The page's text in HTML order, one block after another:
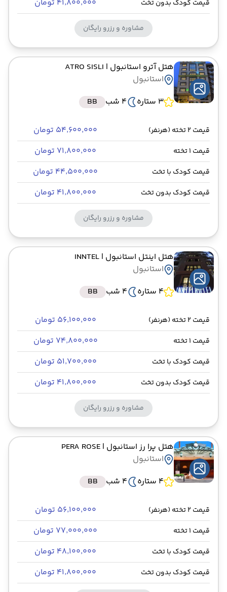
قیمت کودک بدون تخت ۴۱٬۸۰۰٬۰۰۰ تومان
مشاوره و رزرو رایگان
هتل آترو استانبول | ATRO SISLI
استانبول
3 ستاره
4 شب BB
قیمت 2 تخته (هرنفر) ۵۴٬۶۰۰٬۰۰۰ تومان
قیمت 1 تخته ۷۱٬۸۰۰٬۰۰۰ تومان
قیمت کودک با تخت ۴۴٬۵۰۰٬۰۰۰ تومان
قیمت کودک بدون تخت ۴۱٬۸۰۰٬۰۰۰ تومان
مشاوره و رزرو رایگان
هتل اینتل استانبول | INNTEL
استانبول
4 ستاره
4 شب BB
قیمت 2 تخته (هرنفر) ۵۶٬۱۰۰٬۰۰۰ تومان
قیمت 1 تخته ۷۴٬۸۰۰٬۰۰۰ تومان
قیمت کودک با تخت ۵۱٬۷۰۰٬۰۰۰ تومان
قیمت کودک بدون تخت ۴۱٬۸۰۰٬۰۰۰ تومان
مشاوره و رزرو رایگان
هتل پرا رز استانبول | PERA ROSE
استانبول
4 ستاره
4 شب BB
قیمت 2 تخته (هرنفر) ۵۶٬۱۰۰٬۰۰۰ تومان
قیمت 1 تخته ۷۷٬۰۰۰٬۰۰۰ تومان
قیمت کودک با تخت ۴۸٬۱۰۰٬۰۰۰ تومان
قیمت کودک بدون تخت ۴۱٬۸۰۰٬۰۰۰ تومان